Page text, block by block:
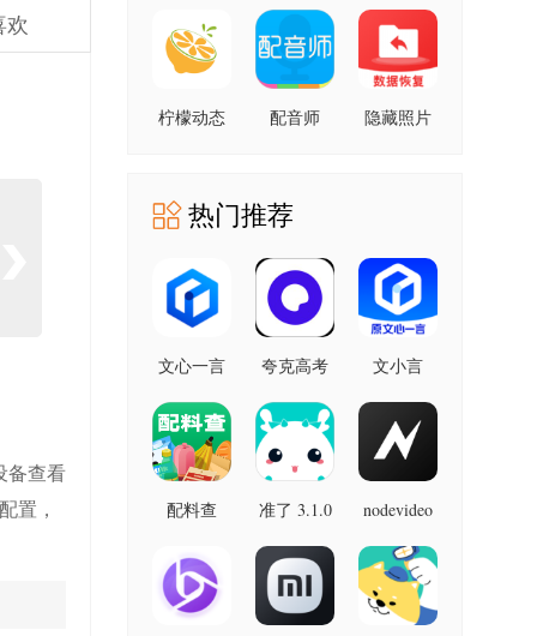
欢
备查看
置，
卓版
柠檬动态
配音师
隐藏照片
热门推荐
文心一言
5.16.0.10
最新版
夸克高考
最新版
文小言
配料查
版
准了 3.1.0
nodevideo
版